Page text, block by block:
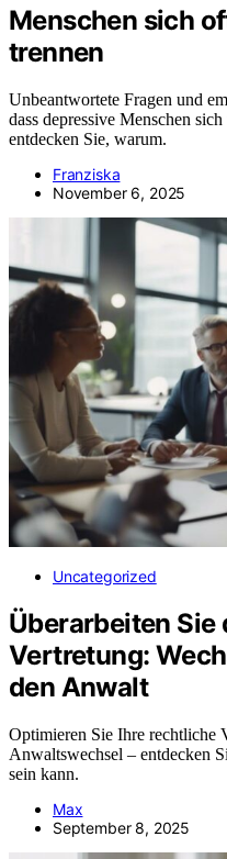
Menschen sich
trennen
Unbeantwortete Fragen und
dass depressive Menschen
entdecken Sie, warum.
Franziska
November 6, 2025
Uncategorized
Überarbeiten Sie
Vertretung:
den Anwalt
Optimieren Sie Ihre rechtliche
Anwaltswechsel – entdecken
sein kann.
Max
September 8, 2025